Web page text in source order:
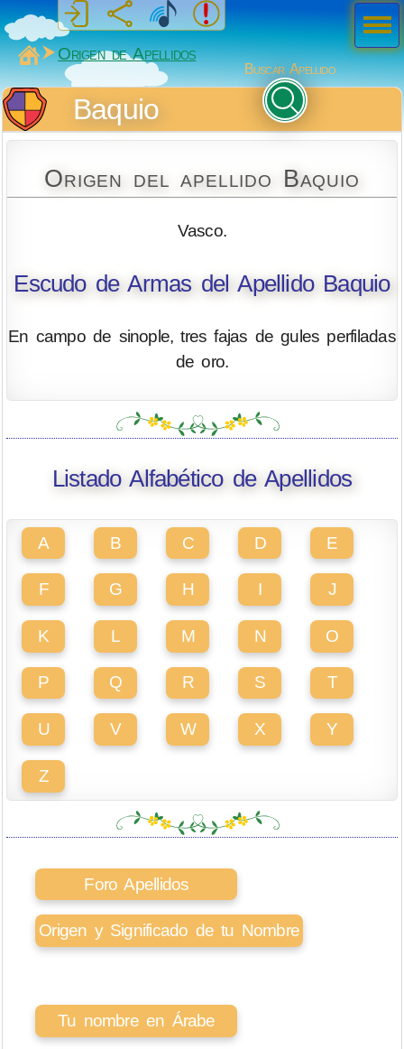
MiSabueso
Origen de Apellidos
Buscar Apellido
Baquio
Origen del apellido Baquio
Vasco.
Escudo de Armas del Apellido Baquio
En campo de sinople, tres fajas de gules perfiladas
de oro.
Listado Alfabético de Apellidos
A B C D E
F G H I J
K L M N O
P Q R S T
U V W X Y
Z
Foro Apellidos
Origen y Significado de tu Nombre
Tu nombre en Árabe
Men
ú